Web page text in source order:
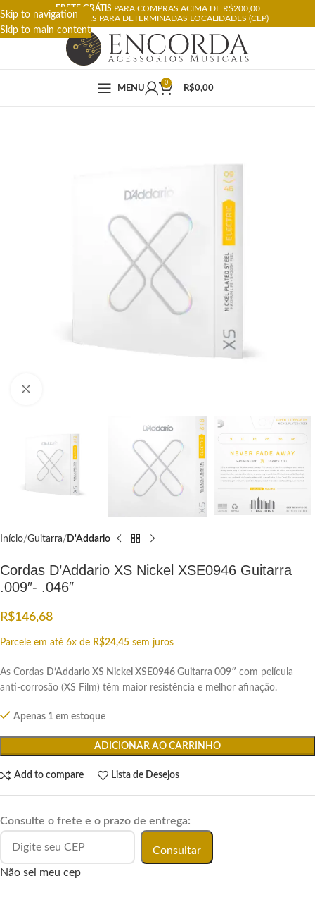
Skip to navigation
Skip to main content
FRETE GRÁTIS PARA COMPRAS ACIMA DE R$200,00
RESTRIÇÕES PARA DETERMINADAS LOCALIDADES (CEP)
MENU
0
R$0,00
Início Guitarra D'Addario
Cordas D’Addario XS Nickel XSE0946 Guitarra
.009″- .046″
R$146,68
Parcele em até 6x de R$24,45 sem juros
As Cordas D’Addario XS Nickel XSE0946 Guitarra 009″ com película
anti-corrosão (XS Film) têm maior resistência e melhor afinação.
Apenas 1 em estoque
ADICIONAR AO CARRINHO
Add to compare Lista de Desejos
Consulte o frete e o prazo de entrega:
Consultar
Não sei meu cep